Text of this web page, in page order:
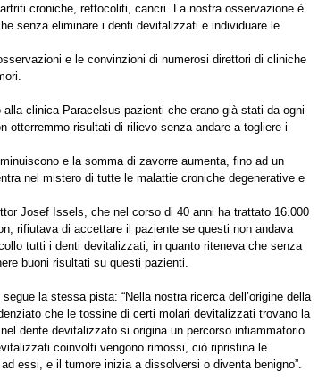
croniche, rettocoliti, cancri. La nostra osservazione è
senza eliminare i denti devitalizzati e individuare le
e le convinzioni di numerosi direttori di cliniche
clinica Paracelsus pazienti che erano già stati da ogni
risultati di rilievo senza andare a togliere i
e la somma di zavorre aumenta, fino ad un
nel mistero di tutte le malattie croniche degenerative e
Josef Issels, che nel corso di 40 anni ha trattato 16.000
rifiutava di accettare il paziente se questi non andava
tutti i denti devitalizzati, in quanto riteneva che senza
buoni risultati su questi pazienti.
la stessa pista: “Nella nostra ricerca dell’origine della
che le tossine di certi molari devitalizzati trovano la
dente devitalizzato si origina un percorso infiammatorio
coinvolti vengono rimossi, ciò ripristina le
essi, e il tumore inizia a dissolversi o diventa benigno”.